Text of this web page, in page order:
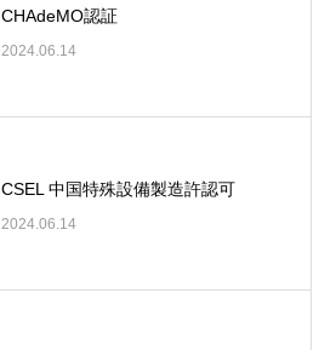
CHAdeMO認証
2024.06.14
CSEL 中国特殊設備製造許認可
2024.06.14